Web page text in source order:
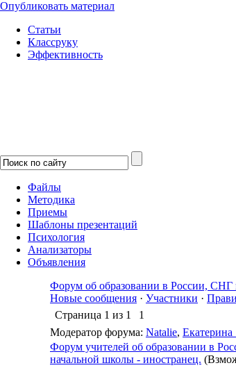
Опубликовать материал
Статьи
Классруку
Эффективность
Файлы
Методика
Приемы
Шаблоны презентаций
Психология
Анализаторы
Объявления
Форум об образовании в России, СНГ
Новые сообщения · Участники ·
Страница 1 из 1
1
Модератор форума: Natalie,
Форум учителей об образовании в
начальной школы - иностранец.